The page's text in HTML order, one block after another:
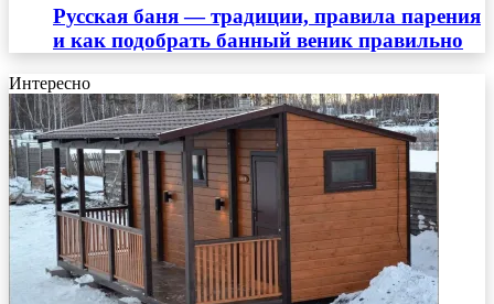
Русская баня — традиции, правила парения
и как подобрать банный веник правильно
Интересно